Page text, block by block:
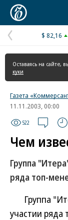
Предыдущая
страница
$ 82,16
Оставаясь на сайте,
куки
Газета
11.11.2003, 00:00
522
Чем
Группа
ряда топ-
Группа
участии ряда